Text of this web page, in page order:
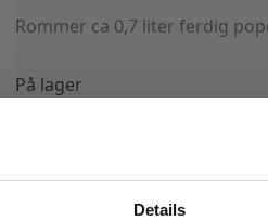
Details
Rommer ca 0,7 liter ferdig
På lager
50